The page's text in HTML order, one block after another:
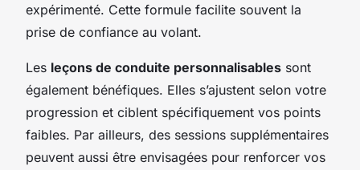
expérimenté. Cette formule facilite souvent la
prise de confiance au volant.
Les leçons de conduite personnalisables sont
également bénéfiques. Elles s’ajustent selon votre
progression et ciblent spécifiquement vos points
faibles. Par ailleurs, des sessions supplémentaires
peuvent aussi être envisagées pour renforcer vos